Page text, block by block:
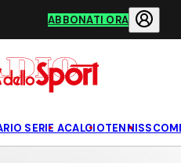
ABBONATI ORA
SERIE ACALCIOTENNIS